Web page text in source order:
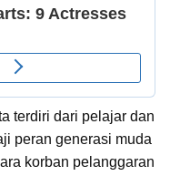
terdiri dari pelajar dan
peran generasi muda
korban pelanggaran